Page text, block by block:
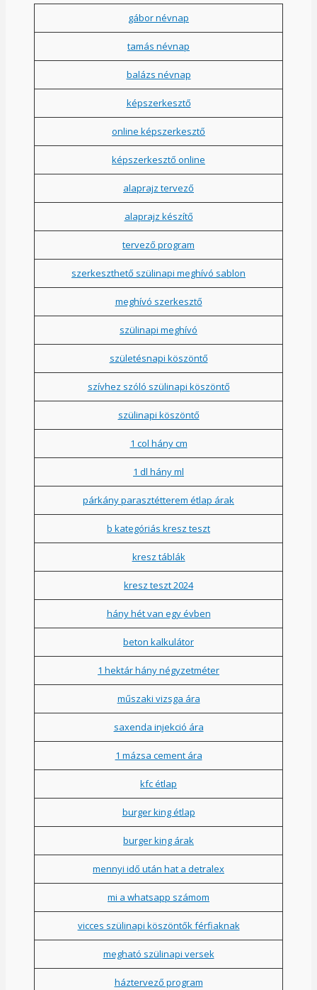
gábor névnap
tamás névnap
balázs névnap
képszerkesztő
online képszerkesztő
képszerkesztő online
alaprajz tervező
alaprajz készítő
tervező program
szerkeszthető szülinapi meghívó sablon
meghívó szerkesztő
szülinapi meghívó
születésnapi köszöntő
szívhez szóló szülinapi köszöntő
szülinapi köszöntő
1 col hány cm
1 dl hány ml
párkány parasztétterem étlap árak
b kategóriás kresz teszt
kresz táblák
kresz teszt 2024
hány hét van egy évben
beton kalkulátor
1 hektár hány négyzetméter
műszaki vizsga ára
saxenda injekció ára
1 mázsa cement ára
kfc étlap
burger king étlap
burger king árak
mennyi idő után hat a detralex
mi a whatsapp számom
vicces szülinapi köszöntők férfiaknak
megható szülinapi versek
háztervező program